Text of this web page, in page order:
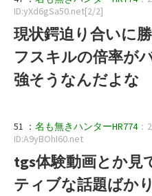
ID:yXd6gSa50.net[2/2]
現状鍔迫り合いに
フスキルの倍率が
強そうなんだよな
51 ： 名も無きハンターHR774：
ID:A9yBOhI60.net
tgs体験動画とか見
ティブな話題ばか